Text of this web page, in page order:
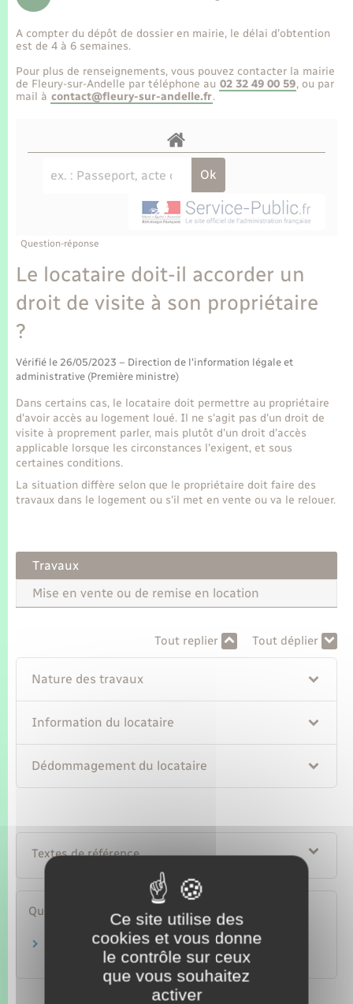
Etat-civil - Papiers - Citoyenneté
Mariage – PACS
Parrainage civil
Logement - Urbanisme
Nouvel habitant
Organisation d’événement
Sécurité - Prévention
Seniors
Transports
Transports scolaires
Voirie et espace public
Travaux - Autorisation d’occupation de l’espace
public
Compétences
Plan interactif
La Communauté de communes
A compter du dépôt de dossier en mairie, le délai d’obtention
est de 4 à 6 semaines.
Pour plus de renseignements, vous pouvez contacter la mairie
de Fleury-sur-Andelle par téléphone au 02 32 49 00 59, ou par
mail à contact@fleury-sur-andelle.fr.
Question-réponse
Le locataire doit-il accorder un
droit de visite à son propriétaire
?
Vérifié le 26/05/2023 – Direction de l'information légale et
administrative (Première ministre)
Dans certains cas, le locataire doit permettre au propriétaire
d'avoir accès au logement loué. Il ne s'agit pas d'un droit de
visite à proprement parler, mais plutôt d'un droit d'accès
applicable lorsque les circonstances l'exigent, et sous
certaines conditions.
La situation diffère selon que le propriétaire doit faire des
travaux dans le logement ou s'il met en vente ou va le relouer.
Travaux
Mise en vente ou de remise en location
Tout replier Tout déplier
Nature des travaux
Information du locataire
Dédommagement du locataire
Textes de référence
Questions ? Réponses !
Un propriétaire peut-il garder un double des
clés de son locataire ?
Ce site utilise des
cookies et vous donne
le contrôle sur ceux
que vous souhaitez
activer